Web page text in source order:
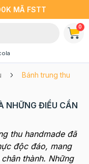
MÃ FSTT
0
Bánh trung thu
NHỮNG ĐIỀU CẦN
thu handmade đã
độc đáo, mang
thành. Những